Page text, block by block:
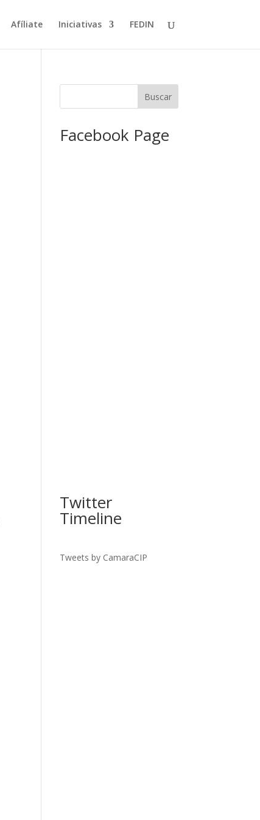
Afíliate Iniciativas FEDIN
Facebook Page
Twitter
Timeline
Tweets by CamaraCIP